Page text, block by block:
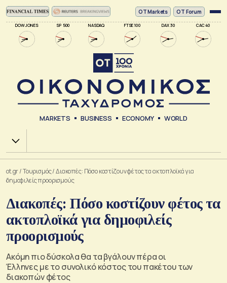
DOW JONES SP 500 NASDAQ FTSE 100 DAX 30 CAC 40
ΟΤ Markets OT Forum
MARKETS BUSINESS ECONOMY WORLD
Χ.Α.
ot.gr/Τουρισμός/Διακοπές: Πόσο κοστίζουν φέτος τα ακτοπλοϊκά για
δημοφιλείς προορισμούς
Διακοπές: Πόσο κοστίζουν φέτος τα
ακτοπλοϊκά για δημοφιλείς
προορισμούς
Ακόμη πιο δύσκολα θα τα βγάλουν πέρα οι
Έλληνες με το συνολικό κόστος του πακέτου των
διακοπών φέτος